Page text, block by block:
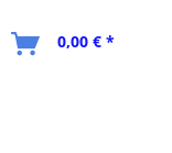
0,00 € *